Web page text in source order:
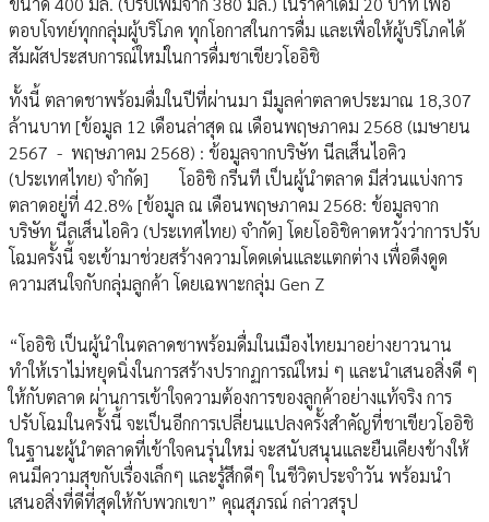
ตอบโจทย์ทุกกลุ่มผู้บริโภค ทุกโอกาสในการดื่ม และเพื่อให้ผู้บริโภคได้
สัมผัสประสบการณ์ใหม่ในการดื่มชาเขียวโออิชิ
ทั้งนี้ ตลาดชาพร้อมดื่มในปีที่ผ่านมา มีมูลค่าตลาดประมาณ 18,307
ล้านบาท [ข้อมูล 12 เดือนล่าสุด ณ เดือนพฤษภาคม 2568 (เมษายน
2567 - พฤษภาคม 2568) : ข้อมูลจากบริษัท นีลเส็นไอคิว
(ประเทศไทย) จำกัด] โออิชิ กรีนที เป็นผู้นำตลาด มีส่วนแบ่งการ
ตลาดอยู่ที่ 42.8% [ข้อมูล ณ เดือนพฤษภาคม 2568: ข้อมูลจาก
บริษัท นีลเส็นไอคิว (ประเทศไทย) จำกัด] โดยโออิชิคาดหวังว่าการปรับ
โฉมครั้งนี้ จะเข้ามาช่วยสร้างความโดดเด่นและแตกต่าง เพื่อดึงดูด
ความสนใจกับกลุ่มลูกค้า โดยเฉพาะกลุ่ม Gen Z
“โออิชิ เป็นผู้นำในตลาดชาพร้อมดื่มในเมืองไทยมาอย่างยาวนาน
ทำให้เราไม่หยุดนิ่งในการสร้างปรากฏการณ์ใหม่ ๆ และนำเสนอสิ่งดี ๆ
ให้กับตลาด ผ่านการเข้าใจความต้องการของลูกค้าอย่างแท้จริง การ
ปรับโฉมในครั้งนี้ จะเป็นอีกการเปลี่ยนแปลงครั้งสำคัญที่ชาเขียวโออิชิ
ในฐานะผู้นำตลาดที่เข้าใจคนรุ่นใหม่ จะสนับสนุนและยืนเคียงข้างให้
คนมีความสุขกับเรื่องเล็กๆ และรู้สึกดีๆ ในชีวิตประจำวัน พร้อมนำ
เสนอสิ่งที่ดีที่สุดให้กับพวกเขา” คุณสุภรณ์ กล่าวสรุป